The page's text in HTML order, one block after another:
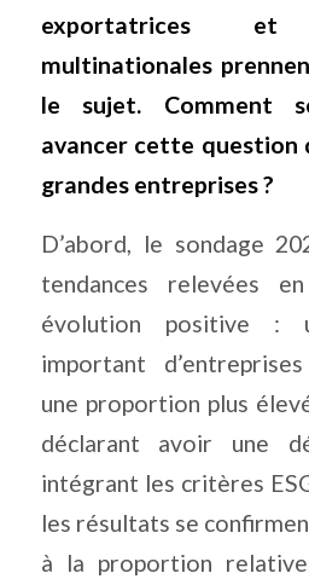
exportatrices
multinationales
le sujet. Comment
avancer cette question
grandes entreprises ?
D’abord, le sondage
tendances relevées
évolution positive :
important
une proportion plus
déclarant avoir une
intégrant les critères
les résultats se
à la proportion